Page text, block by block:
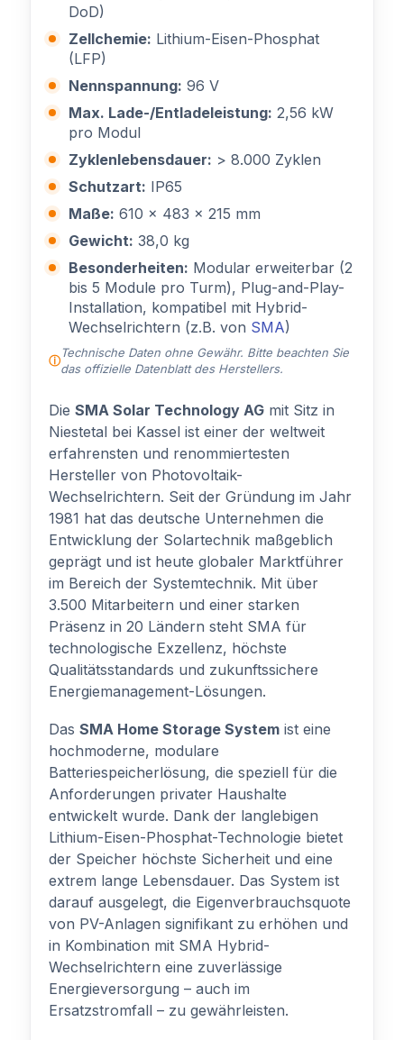
DoD)
Zellchemie: Lithium-Eisen-Phosphat
(LFP)
Nennspannung: 96 V
Max. Lade-/Entladeleistung: 2,56 kW
pro Modul
Zyklenlebensdauer: > 8.000 Zyklen
Schutzart: IP65
Maße: 610 x 483 x 215 mm
Gewicht: 38,0 kg
Besonderheiten: Modular erweiterbar (2
bis 5 Module pro Turm), Plug-and-Play-
Installation, kompatibel mit Hybrid-
Wechselrichtern (z.B. von SMA)
Technische Daten ohne Gewähr. Bitte beachten Sie
das offizielle Datenblatt des Herstellers.
Die SMA Solar Technology AG mit Sitz in
Niestetal bei Kassel ist einer der weltweit
erfahrensten und renommiertesten
Hersteller von Photovoltaik-
Wechselrichtern. Seit der Gründung im Jahr
1981 hat das deutsche Unternehmen die
Entwicklung der Solartechnik maßgeblich
geprägt und ist heute globaler Marktführer
im Bereich der Systemtechnik. Mit über
3.500 Mitarbeitern und einer starken
Präsenz in 20 Ländern steht SMA für
technologische Exzellenz, höchste
Qualitätsstandards und zukunftssichere
Energiemanagement-Lösungen.
Das SMA Home Storage System ist eine
hochmoderne, modulare
Batteriespeicherlösung, die speziell für die
Anforderungen privater Haushalte
entwickelt wurde. Dank der langlebigen
Lithium-Eisen-Phosphat-Technologie bietet
der Speicher höchste Sicherheit und eine
extrem lange Lebensdauer. Das System ist
darauf ausgelegt, die Eigenverbrauchsquote
von PV-Anlagen signifikant zu erhöhen und
in Kombination mit SMA Hybrid-
Wechselrichtern eine zuverlässige
Energieversorgung – auch im
Ersatzstromfall – zu gewährleisten.